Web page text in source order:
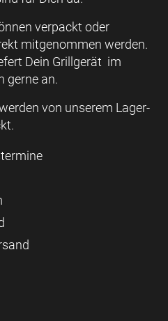
verpackt oder
mitgenommen werden.
Dein Grillgerät im
gerne an.
von unserem Lager-